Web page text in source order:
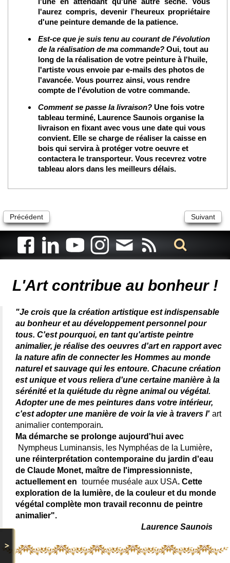
>
l'aurez compris, devenir l'heureux propriétaire
d'une peinture demande de la patience.
Est-ce que je suis tenu au courant de l'évolution
de la réalisation de ma commande? Oui, tout au
long de la réalisation de votre peinture à l'huile,
l'artiste vous envoie par e-mails des photos de
l'avancée. Vous pourrez ainsi, vous rendre
compte de l'évolution de votre commande.
Comment se passe la livraison? Une fois votre
tableau terminé, Laurence Saunois organise la
livraison en fixant avec vous une date qui vous
convient. Elle se charge de réaliser la caisse en
bois qui servira à protéger votre oeuvre et
contactera le transporteur. Vous recevrez votre
tableau alors dans les meilleurs délais.
Précédent Suivant
L'Art contribue au bonheur !
"Je crois que la création artistique est indispensable
au bonheur et au développement personnel pour
tous. C'est pourquoi, en tant qu'artiste peintre
animalier, je réalise des oeuvres d'art en rapport avec
la nature afin de connecter les Hommes au monde
naturel et sauvage qui les entoure. Chacune création
est unique et vous reliera d'une certaine manière à la
sérénité et la quiétude du règne animal ou végétal.
Adopter une de mes peintures dans votre intérieur,
c'est adopter une manière de voir la vie à travers l' art
animalier contemporain.
Ma démarche se prolonge aujourd'hui avec
Nympheus Luminansis, les Nymphéas de la Lumière,
une réinterprétation contemporaine du jardin d'eau
de Claude Monet, maître de l'impressionniste,
actuellement en tournée muséale aux USA. Cette
exploration de la lumière, de la couleur et du monde
végétal complète mon travail reconnu de peintre
animalier".
Laurence Saunois